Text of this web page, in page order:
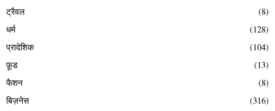
ट्रैवल
(8)
धर्म
(128)
प्रादेशिक
(104)
फ़ूड
(13)
फैशन
(8)
बिज़नेस
(316)